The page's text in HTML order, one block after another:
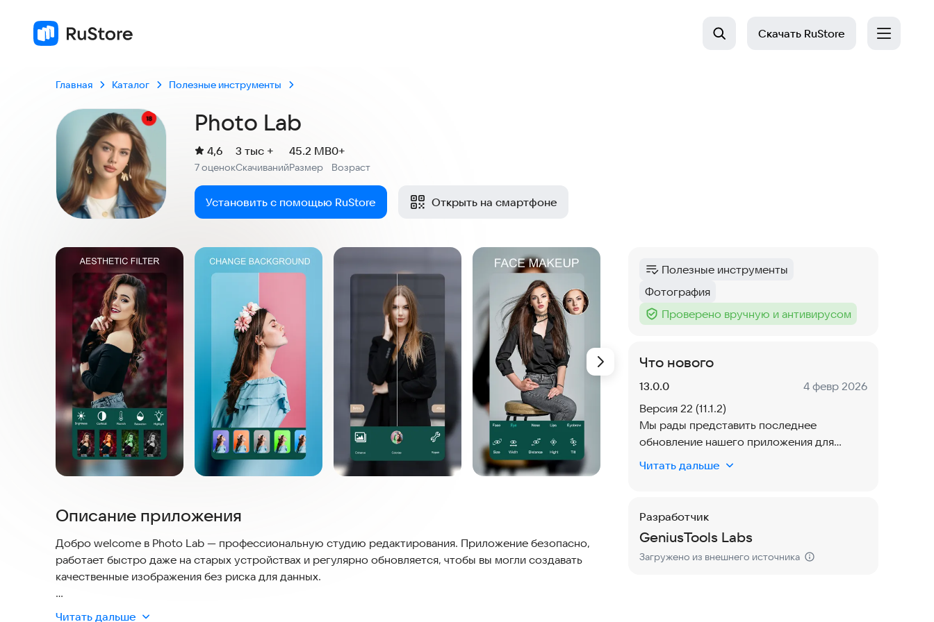
Скачать RuStore
Главная Каталог Полезные инструменты
Photo Lab
Рейтинг:
4,6
7 оценокСкачиваний
3 тыс +
Размер
45.2 MB
Возраст
0+
Установить с помощью RuStore Открыть на смартфоне
Скриншоты
Описание приложения
Добро welcome в Photo Lab — профессиональную студию редактирования. Приложение безопасно,
работает быстро даже на старых устройствах и регулярно обновляется, чтобы вы могли создавать
качественные изображения без риска для данных.
Редактор фотографий и фотолаборатория позволяют менять изображения, добавляя фильтры,
Читать дальше
Категория:
Полезные инструменты
Тег :
Фотография
Тег :
Проверено вручную и антивирусом
Что нового
Версия:
13.0.0 Дата:
4 февр 2026
Версия 22 (11.1.2)
Мы рады представить последнее
обновление нашего приложения для
редактирования фотографий! В этой
версии мы прислушались к вашим отзывам
редактирования фотографий.
1. Расширенная библиотека эффектов
Читать дальше
Разработчик
GeniusTools Labs
Загружено из внешнего источника